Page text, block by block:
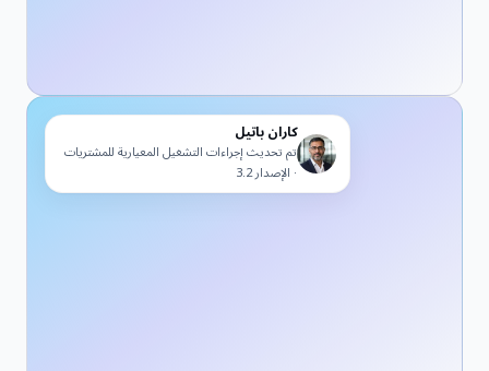
كاران باتيل
تم تحديث إجراءات التشغيل المعيارية للمشتريات
· الإصدار 3.2